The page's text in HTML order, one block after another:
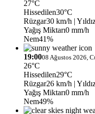
27°C
Hissedilen30°C
Rüzgar30 km/h |
Yağış Miktarı0 mm/h
Nem41%
19:0008 Ağustos 2026,
26°C
Hissedilen29°C
Rüzgar26 km/h |
Yağış Miktarı0 mm/h
Nem49%